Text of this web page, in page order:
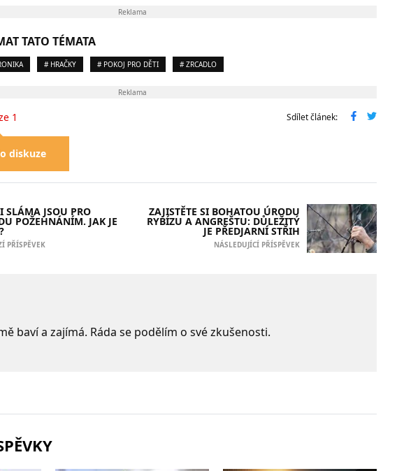
Reklama
TATO TÉMATA
# HRAČKY # POKOJ PRO DĚTI # ZRCADLO
Reklama
1
diskuze
Sdílet článek:
SLÁMA JSOU PRO
POŽEHNÁNÍM. JAK JE
PŘÍSPĚVEK
ZAJISTĚTE SI BOHATOU ÚRODU
RYBÍZU A ANGREŠTU: DŮLEŽITÝ
JE PŘEDJARNÍ STŘIH
NÁSLEDUJÍCÍ PŘÍSPĚVEK
baví a zajímá. Ráda se podělím o své zkušenosti.